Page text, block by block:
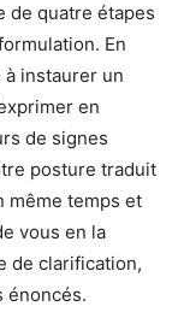
de quatre étapes
En
à instaurer un
en
de signes
posture traduit
même temps et
vous en la
de clarification,
énoncés.